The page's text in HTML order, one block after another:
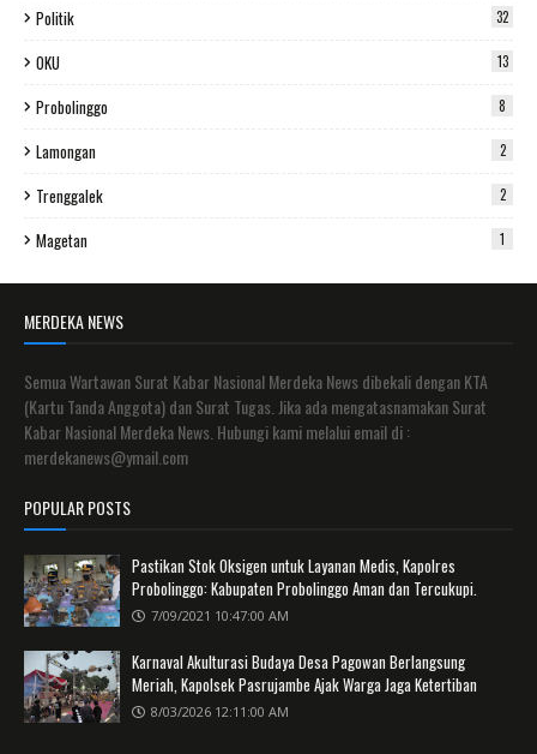
Politik 32
OKU 13
Probolinggo 8
Lamongan 2
Trenggalek 2
Magetan 1
MERDEKA NEWS
Semua Wartawan Surat Kabar Nasional Merdeka News dibekali dengan KTA
(Kartu Tanda Anggota) dan Surat Tugas. Jika ada mengatasnamakan Surat
Kabar Nasional Merdeka News. Hubungi kami melalui email di :
merdekanews@ymail.com
POPULAR POSTS
Pastikan Stok Oksigen untuk Layanan Medis, Kapolres
Probolinggo: Kabupaten Probolinggo Aman dan Tercukupi.
7/09/2021 10:47:00 AM
Karnaval Akulturasi Budaya Desa Pagowan Berlangsung
Meriah, Kapolsek Pasrujambe Ajak Warga Jaga Ketertiban
8/03/2026 12:11:00 AM